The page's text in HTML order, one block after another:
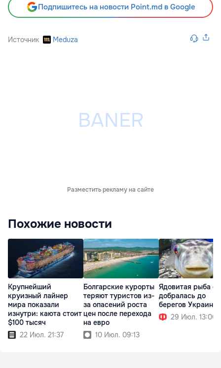
Подпишитесь на новости Point.md в Google
Источник Meduza
Разместить рекламу на сайте
Похожие новости
Крупнейший
круизный лайнер
мира показали
изнутри: каюта стоит
$100 тысяч
22 Июл. 21:37
Болгарские курорты
теряют туристов из-
за опасений роста
цен после перехода
на евро
10 Июл. 09:13
Ядовитая рыба
добралась до
берегов Украины
29 Июл. 13:00